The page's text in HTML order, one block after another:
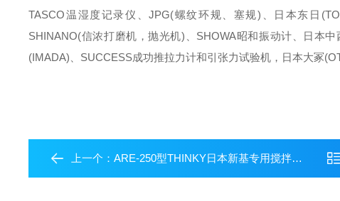
TASCO温湿度记录仪、JPG(螺纹环规、塞规)、日本东日
SHINANO(信浓打磨机，抛光机)、SHOWA昭和振动计、日本
(IMADA)、SUCCESS成功推拉力计和引张力试验机，日本大冢
上一个：ARE-250型THINKY日本新基专用搅拌机大量现货ARE-250